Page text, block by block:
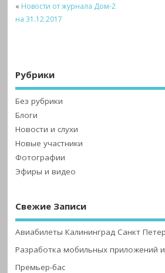
« Новости от журнала Дом-2
на 31.12.2017
Рубрики
Без рубрики
Блоги
Новости и слухи
Новые участники
Фотографии
Эфиры и видео
Свежие Записи
Авиабилеты Калининград Санкт
Разработка мобильных приложений
Премьер-бас